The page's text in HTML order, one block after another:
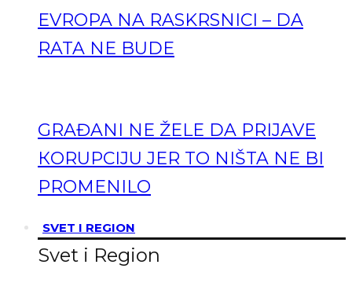
EVROPA NA RASKRSNICI – DA
RATA NE BUDE
GRAĐANI NE ŽELE DA PRIJAVE
КORUPCIJU JER TO NIŠTA NE BI
PROMENILO
SVET I REGION
Svet i Region